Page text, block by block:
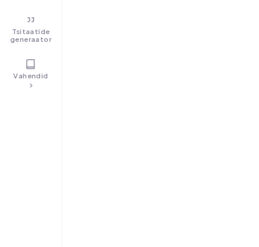
Tsitaatide
generaator
Vahendid